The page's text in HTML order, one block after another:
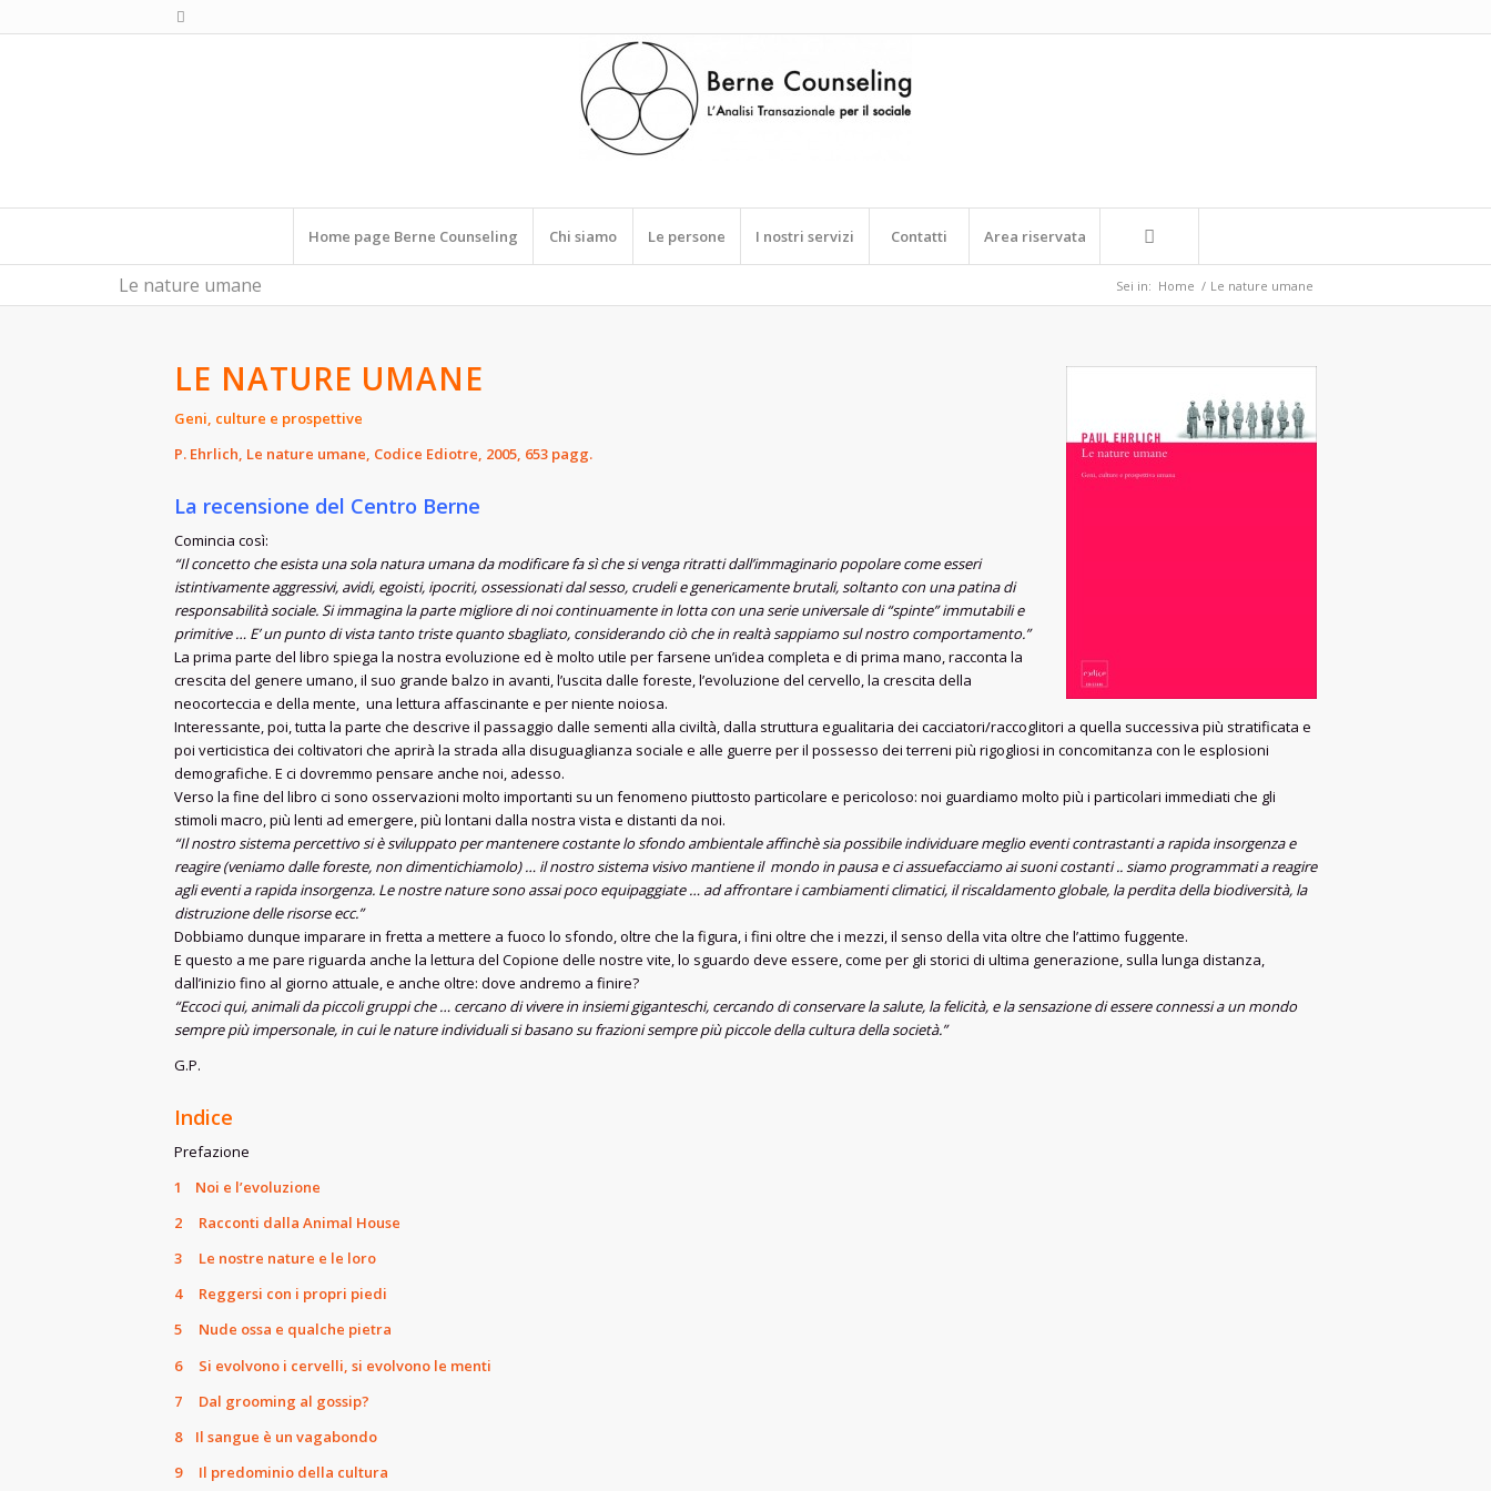
Home page Berne Counseling Chi siamo Le persone I nostri servizi Contatti Area riservata
Le nature umane Sei in: Home / Le nature umane
LE NATURE UMANE
Geni, culture e prospettive
P. Ehrlich, Le nature umane, Codice Ediotre, 2005, 653 pagg.
La recensione del Centro Berne
Comincia così:
“Il concetto che esista una sola natura umana da modificare fa sì che si venga ritratti dall’immaginario popolare come esseri
istintivamente aggressivi, avidi, egoisti, ipocriti, ossessionati dal sesso, crudeli e genericamente brutali, soltanto con una patina di
responsabilità sociale. Si immagina la parte migliore di noi continuamente in lotta con una serie universale di “spinte” immutabili e
primitive … E’ un punto di vista tanto triste quanto sbagliato, considerando ciò che in realtà sappiamo sul nostro comportamento.”
La prima parte del libro spiega la nostra evoluzione ed è molto utile per farsene un’idea completa e di prima mano, racconta la
crescita del genere umano, il suo grande balzo in avanti, l’uscita dalle foreste, l’evoluzione del cervello, la crescita della
neocorteccia e della mente, una lettura affascinante e per niente noiosa.
Interessante, poi, tutta la parte che descrive il passaggio dalle sementi alla civiltà, dalla struttura egualitaria dei cacciatori/raccoglitori a quella successiva più stratificata e
poi verticistica dei coltivatori che aprirà la strada alla disuguaglianza sociale e alle guerre per il possesso dei terreni più rigogliosi in concomitanza con le esplosioni
demografiche. E ci dovremmo pensare anche noi, adesso.
Verso la fine del libro ci sono osservazioni molto importanti su un fenomeno piuttosto particolare e pericoloso: noi guardiamo molto più i particolari immediati che gli
stimoli macro, più lenti ad emergere, più lontani dalla nostra vista e distanti da noi.
“Il nostro sistema percettivo si è sviluppato per mantenere costante lo sfondo ambientale affinchè sia possibile individuare meglio eventi contrastanti a rapida insorgenza e
reagire (veniamo dalle foreste, non dimentichiamolo) … il nostro sistema visivo mantiene il mondo in pausa e ci assuefacciamo ai suoni costanti .. siamo programmati a reagire
agli eventi a rapida insorgenza. Le nostre nature sono assai poco equipaggiate … ad affrontare i cambiamenti climatici, il riscaldamento globale, la perdita della biodiversità, la
distruzione delle risorse ecc.”
Dobbiamo dunque imparare in fretta a mettere a fuoco lo sfondo, oltre che la figura, i fini oltre che i mezzi, il senso della vita oltre che l’attimo fuggente.
E questo a me pare riguarda anche la lettura del Copione delle nostre vite, lo sguardo deve essere, come per gli storici di ultima generazione, sulla lunga distanza,
dall’inizio fino al giorno attuale, e anche oltre: dove andremo a finire?
“Eccoci qui, animali da piccoli gruppi che … cercano di vivere in insiemi giganteschi, cercando di conservare la salute, la felicità, e la sensazione di essere connessi a un mondo
sempre più impersonale, in cui le nature individuali si basano su frazioni sempre più piccole della cultura della società.”
G.P.
Indice
Prefazione
1 Noi e l’evoluzione
2 Racconti dalla Animal House
3 Le nostre nature e le loro
4 Reggersi con i propri piedi
5 Nude ossa e qualche pietra
6 Si evolvono i cervelli, si evolvono le menti
7 Dal grooming al gossip?
8 Il sangue è un vagabondo
9 Il predominio della cultura